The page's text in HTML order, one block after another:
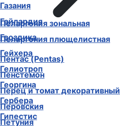
Газания
Гайлардия
Гвоздика
Гейхера
Гелиотроп
Георгина
Гербера
Гипестис
Пеларгония зональная
Пеларгония плющелистная
Пентас (Pentas)
Пенстемон
Перец и томат декоративный
Перовския
Петуния